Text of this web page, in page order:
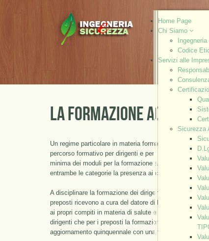
Home Page
Chi Siamo
Codice
Servizi alle
Sicurezza
LA FORMAZIONE
Un regime particolare in materia formativa nelle
percorso formativo per dirigenti e per i preposti (capo
minima dei moduli per la formazione aggiuntiva è di
entrambe le categorie la presenza ai corsi deve essere
A disciplinare la formazione dei dirigenti e dei preposti
preposti ricevono a cura del datore di lavoro,
ai propri compiti in materia di salute e sicurezza del
dirigenti che per i preposti la formazione effettuata
aggiornamento quinquennale con una formazione di